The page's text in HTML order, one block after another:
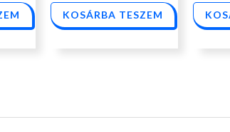
KOSÁRBA TESZEM